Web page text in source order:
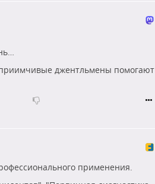
джентльмены помогают
применения.